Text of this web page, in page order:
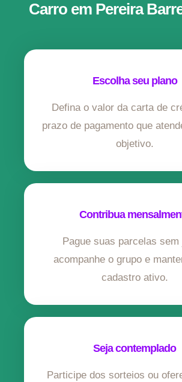
Carro em Pereira
Escolha seu plano
Defina o valor da carta de
prazo de pagamento que
objetivo.
Contribua
Pague suas parcelas sem
acompanhe o grupo e
cadastro ativo.
Seja contemplado
Participe dos sorteios ou